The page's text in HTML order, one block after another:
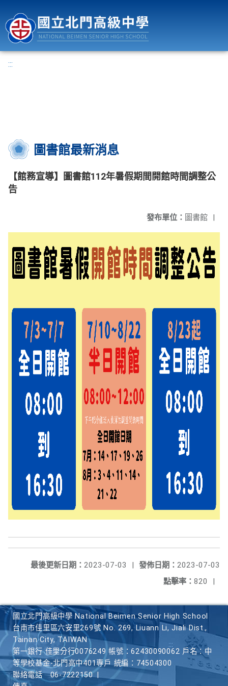
:::
圖書館最新消息
【館務宣導】圖書館112年暑假期間開館時間調整公
告
發布單位： 圖書館 |
發佈日期： 2023-07-03
最後更新日期： 2023-07-03
|
點擊率： 820 |
國立北門高級中學 National Beimen Senior High School
台南市佳里區六安里269號 No. 269, Liuann Li, Jiali Dist.,
Tainan City, TAIWAN
第一銀行 佳里分行0076249 帳號：62430090062 戶名：中
等學校基金-北門高中401專戶 統編：74504300
聯絡電話
06-7222150